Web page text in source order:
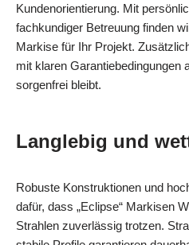
Kundenorientierung. Mit
fachkundiger Betreuung finden
Markise für Ihr Projekt.
mit klaren Garantiebedingungen
sorgenfrei bleibt.
Langlebig und
Robuste Konstruktionen und
dafür, dass „Eclipse“ Markisen
Strahlen zuverlässig trotzen.